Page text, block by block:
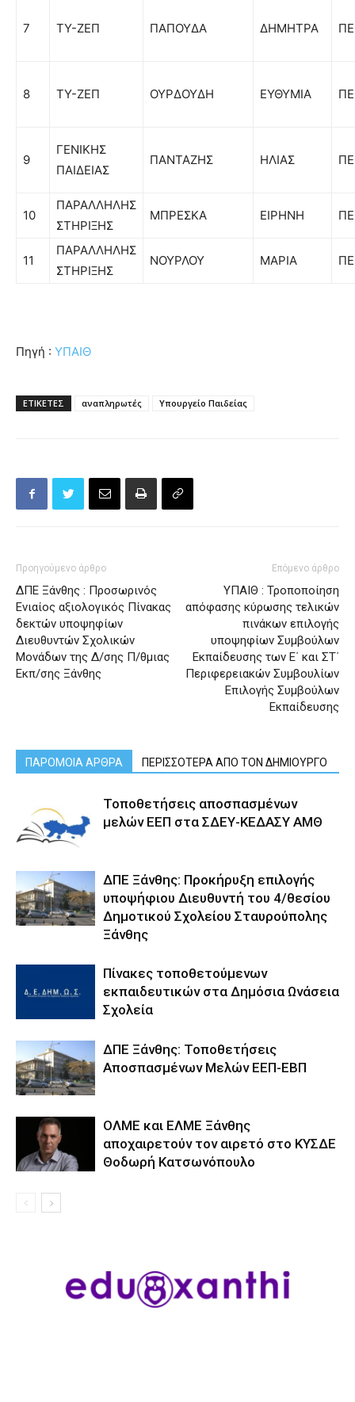
7 ΤΥ-ΖΕΠ ΠΑΠΟΥΔΑ ΔΗΜΗΤΡΑ
8 ΤΥ-ΖΕΠ ΟΥΡΔΟΥΔΗ ΕΥΘΥΜΙΑ
9
ΓΕΝΙΚΗΣ
ΠΑΙΔΕΙΑΣ
ΠΑΝΤΑΖΗΣ ΗΛΙΑΣ
10
ΠΑΡΑΛΛΗΛΗΣ
ΣΤΗΡΙΞΗΣ
ΜΠΡΕΣΚΑ ΕΙΡΗΝΗ
11
ΠΑΡΑΛΛΗΛΗΣ
ΣΤΗΡΙΞΗΣ
ΝΟΥΡΛΟΥ ΜΑΡΙΑ
Πηγή : ΥΠΑΙΘ
ΕΤΙΚΕΤΕΣ αναπληρωτές Υπουργείο Παιδείας
Προηγούμενο άρθρο
ΔΠΕ Ξάνθης : Προσωρινός
Ενιαίος αξιολογικός Πίνακας
δεκτών υποψηφίων
Διευθυντών Σχολικών
Μονάδων της Δ/σης Π/θμιας
Εκπ/σης Ξάνθης
Επόμενο άρθρο
ΥΠΑΙΘ : Τροποποίηση
απόφασης κύρωσης τελικών
πινάκων επιλογής
υποψηφίων Συμβούλων
Εκπαίδευσης των Ε΄ και ΣΤ΄
Περιφερειακών Συμβουλίων
Επιλογής Συμβούλων
Εκπαίδευσης
ΠΑΡΟΜΟΙΑ ΑΡΘΡΑ ΠΕΡΙΣΣΟΤΕΡΑ ΑΠΟ ΤΟΝ ΔΗΜΙΟΥΡΓΟ
Τοποθετήσεις αποσπασμένων
μελών ΕΕΠ στα ΣΔΕΥ-ΚΕΔΑΣΥ ΑΜΘ
ΔΠΕ Ξάνθης: Προκήρυξη επιλογής
υποψήφιου Διευθυντή του 4/θεσίου
Δημοτικού Σχολείου Σταυρούπολης
Ξάνθης
Πίνακες τοποθετούμενων
εκπαιδευτικών στα Δημόσια Ωνάσεια
Σχολεία
ΔΠΕ Ξάνθης: Τοποθετήσεις
Αποσπασμένων Μελών ΕΕΠ-ΕΒΠ
ΟΛΜΕ και ΕΛΜΕ Ξάνθης
αποχαιρετούν τον αιρετό στο ΚΥΣΔΕ
Θοδωρή Κατσωνόπουλο